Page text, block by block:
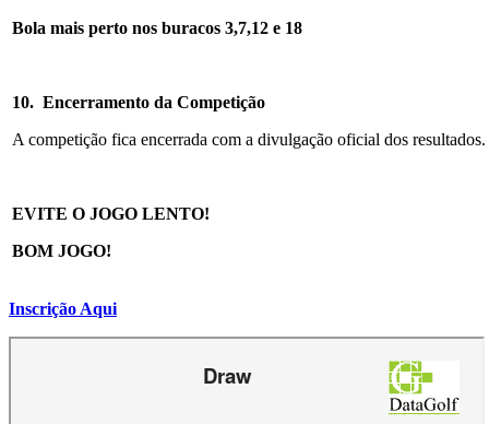
Bola mais perto nos buracos 3,7,12 e 18
10. Encerramento da Competição
A competição fica encerrada com a divulgação oficial dos resultados.
EVITE O JOGO LENTO!
BOM JOGO!
Inscrição Aqui